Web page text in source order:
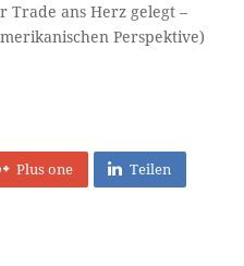
Trade ans Herz gelegt –
Perspektive)
Plus one Teilen